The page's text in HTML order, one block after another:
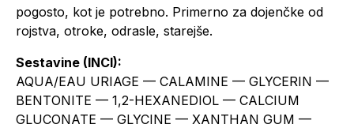
pogosto, kot je potrebno. Primerno za dojenčke od
rojstva, otroke, odrasle, starejše.
Sestavine (INCI):
AQUA/EAU URIAGE — CALAMINE — GLYCERIN —
BENTONITE — 1,2-HEXANEDIOL — CALCIUM
GLUCONATE — GLYCINE — XANTHAN GUM —